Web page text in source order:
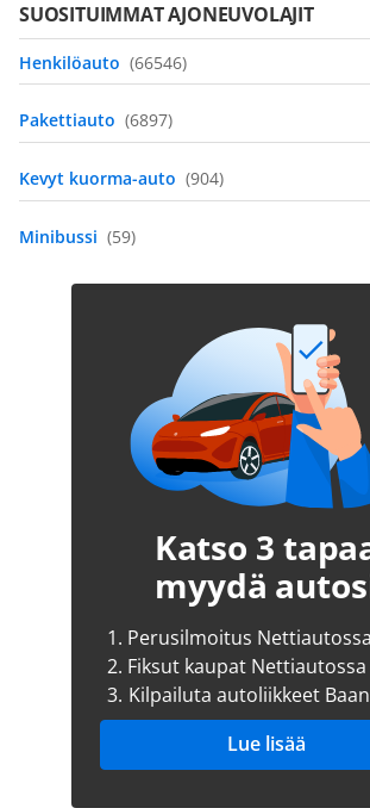
SUOSITUIMMAT AJONEUVOLAJIT
(66546)
(6897)
(904)
(59)
Katso 3
myydä
1. Perusilmoitus Nettiautossa
2. Fiksut kaupat Nettiautossa
3. Kilpailuta autoliikkeet
Lue lisää